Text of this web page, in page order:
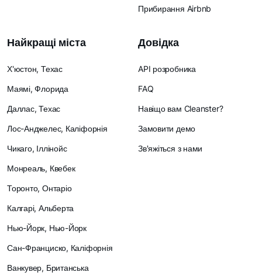
Прибирання Airbnb
Найкращі міста
Х'юстон, Техас
Маямі, Флорида
Даллас, Техас
Лос-Анджелес, Каліфорнія
Чикаго, Іллінойс
Монреаль, Квебек
Торонто, Онтаріо
Калгарі, Альберта
Нью-Йорк, Нью-Йорк
Сан-Франциско, Каліфорнія
Ванкувер, Британська
Довідка
API розробника
FAQ
Навіщо вам Cleanster?
Замовити демо
Зв'яжіться з нами